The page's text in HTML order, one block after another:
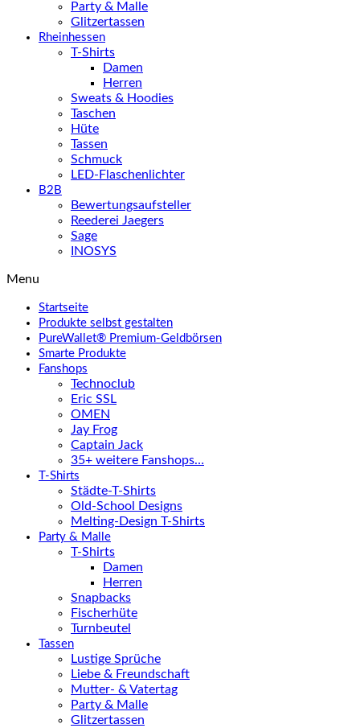
Party & Malle
Glitzertassen
Rheinhessen
T-Shirts
Damen
Herren
Sweats & Hoodies
Taschen
Hüte
Tassen
Schmuck
LED-Flaschenlichter
B2B
Bewertungsaufsteller
Reederei Jaegers
Sage
INOSYS
Menu
Startseite
Produkte selbst gestalten
PureWallet® Premium-Geldbörsen
Smarte Produkte
Fanshops
Technoclub
Eric SSL
OMEN
Jay Frog
Captain Jack
35+ weitere Fanshops…
T-Shirts
Städte-T-Shirts
Old-School Designs
Melting-Design T-Shirts
Party & Malle
T-Shirts
Damen
Herren
Snapbacks
Fischerhüte
Turnbeutel
Tassen
Lustige Sprüche
Liebe & Freundschaft
Mutter- & Vatertag
Party & Malle
Glitzertassen